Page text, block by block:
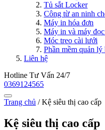
Tủ sắt Locker
Công từ an ninh
Máy in hóa đơn
Máy in và máy
Móc treo cài lưới
Phần mềm quản lý
Liên hệ
Hotline Tư Vấn 24/7
0369124565
Trang chủ /Kệ siêu thị cao cấp
Kệ siêu thị cao cấp